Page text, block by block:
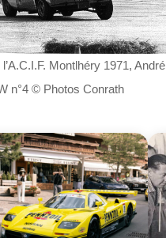
Montlhéry 1971, André
n°4 © Photos Conrath